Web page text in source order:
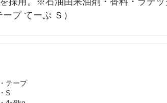
プ てーぷ Ｓ）
・テープ
・S